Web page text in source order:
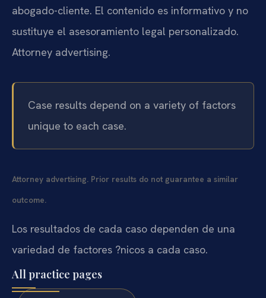
abogado-cliente. El contenido es informativo y no
sustituye el asesoramiento legal personalizado.
Attorney advertising.
Case results depend on a variety of factors
unique to each case.
Attorney advertising. Prior results do not guarantee a similar
outcome.
Los resultados de cada caso dependen de una
variedad de factores ?nicos a cada caso.
All practice pages